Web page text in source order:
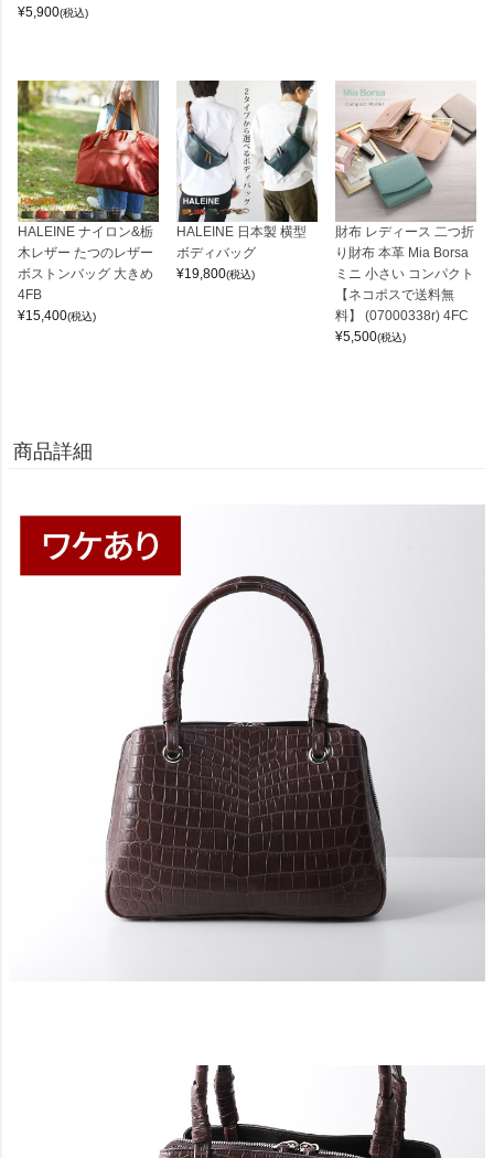
¥5,900(税込)
HALEINE ナイロン&栃
木レザー たつのレザー
ボストンバッグ 大きめ
4FB
¥15,400(税込)
HALEINE 日本製 横型
ボディバッグ
¥19,800(税込)
財布 レディース 二つ折
り財布 本革 Mia Borsa
ミニ 小さい コンパクト
【ネコポスで送料無
料】 (07000338r) 4FC
¥5,500(税込)
商品詳細